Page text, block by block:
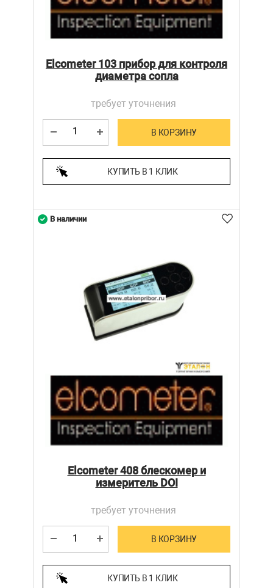
Elcometer 103 прибор для контроля
диаметра сопла
требует уточнения
В КОРЗИНУ
КУПИТЬ В 1 КЛИК
Elcometer 408 блескомер и
измеритель DOI
требует уточнения
В КОРЗИНУ
КУПИТЬ В 1 КЛИК
В наличии